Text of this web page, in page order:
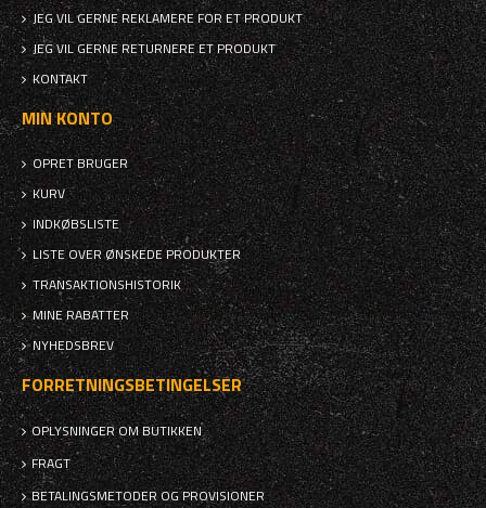
JEG VIL GERNE REKLAMERE FOR ET PRODUKT
JEG VIL GERNE RETURNERE ET PRODUKT
KONTAKT
MIN KONTO
OPRET BRUGER
KURV
INDKØBSLISTE
LISTE OVER ØNSKEDE PRODUKTER
TRANSAKTIONSHISTORIK
MINE RABATTER
NYHEDSBREV
FORRETNINGSBETINGELSER
OPLYSNINGER OM BUTIKKEN
FRAGT
BETALINGSMETODER OG PROVISIONER